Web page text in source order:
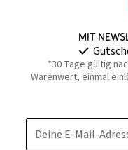
Mit
*30 Tage gültig
Warenwert, einmal
Deine E-Mail-